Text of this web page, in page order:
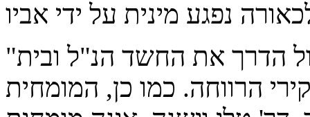
"רשויות הרווחה טייחו לאורך כול הדרך את החשד הנ"ל ובית
הרווחה. כמו כן, המומחית